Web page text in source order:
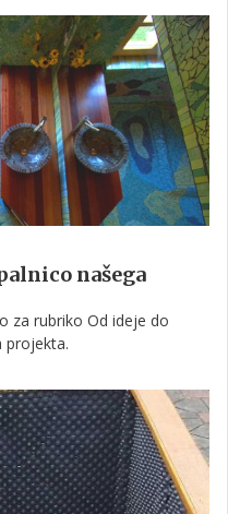
okrasni ribnik s tekočo
ponosen.
našega
za rubriko Od ideje do
projekta.